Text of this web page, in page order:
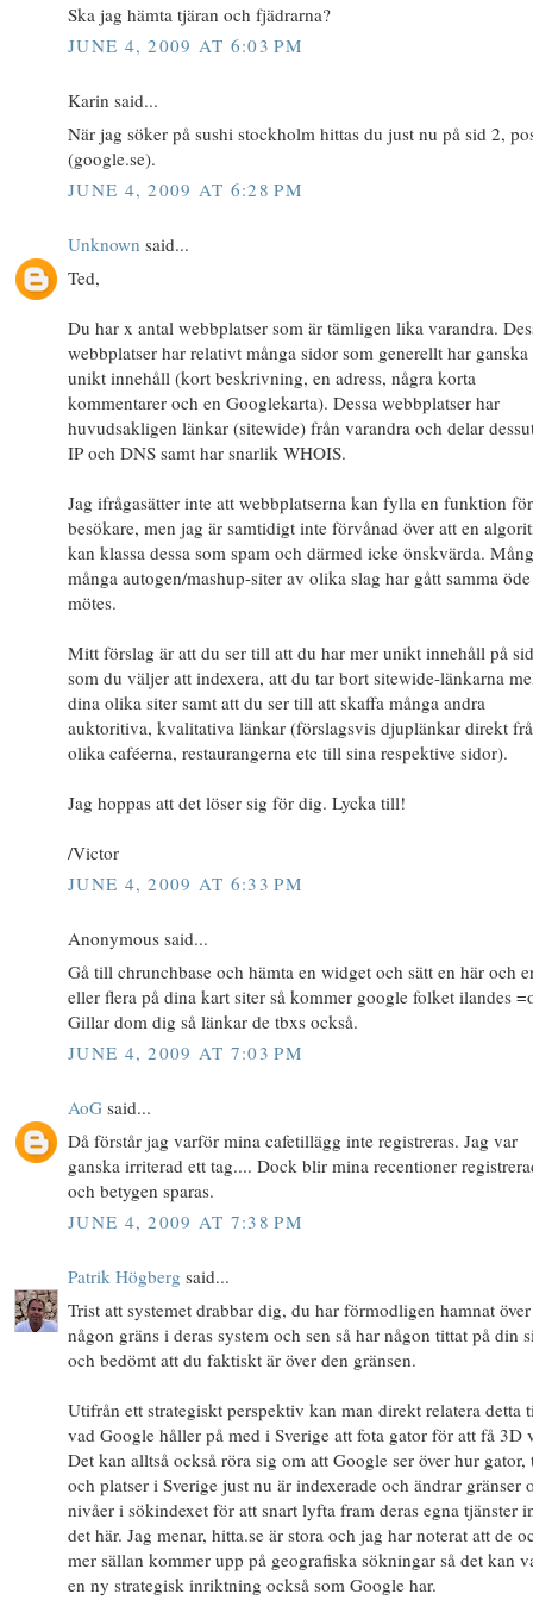
Ska jag hämta tjäran och fjädrarna?
JUNE 4, 2009 AT 6:03 PM
Karin said...
När jag söker på sushi stockholm hittas du just nu på sid 2,
(google.se).
JUNE 4, 2009 AT 6:28 PM
Unknown said...
Ted,
Du har x antal webbplatser som är tämligen lika varandra.
webbplatser har relativt många sidor som generellt har
unikt innehåll (kort beskrivning, en adress, några korta
kommentarer och en Googlekarta). Dessa webbplatser har
huvudsakligen länkar (sitewide) från varandra och delar
IP och DNS samt har snarlik WHOIS.
Jag ifrågasätter inte att webbplatserna kan fylla en funktion
besökare, men jag är samtidigt inte förvånad över att en
kan klassa dessa som spam och därmed icke önskvärda.
många autogen/mashup-siter av olika slag har gått samma
mötes.
Mitt förslag är att du ser till att du har mer unikt innehåll på
som du väljer att indexera, att du tar bort sitewide-länkarna
dina olika siter samt att du ser till att skaffa många andra
auktoritiva, kvalitativa länkar (förslagsvis djuplänkar direkt
olika caféerna, restaurangerna etc till sina respektive sidor).
Jag hoppas att det löser sig för dig. Lycka till!
/Victor
JUNE 4, 2009 AT 6:33 PM
Anonymous said...
Gå till chrunchbase och hämta en widget och sätt en här och
eller flera på dina kart siter så kommer google folket ilandes
Gillar dom dig så länkar de tbxs också.
JUNE 4, 2009 AT 7:03 PM
AoG said...
Då förstår jag varför mina cafetillägg inte registreras. Jag var
ganska irriterad ett tag.... Dock blir mina recentioner
och betygen sparas.
JUNE 4, 2009 AT 7:38 PM
Patrik Högberg said...
Trist att systemet drabbar dig, du har förmodligen hamnat över
någon gräns i deras system och sen så har någon tittat på din
och bedömt att du faktiskt är över den gränsen.
Utifrån ett strategiskt perspektiv kan man direkt relatera detta
vad Google håller på med i Sverige att fota gator för att få 3D
Det kan alltså också röra sig om att Google ser över hur gator,
och platser i Sverige just nu är indexerade och ändrar gränser
nivåer i sökindexet för att snart lyfta fram deras egna tjänster
det här. Jag menar, hitta.se är stora och jag har noterat att de
mer sällan kommer upp på geografiska sökningar så det kan
en ny strategisk inriktning också som Google har.